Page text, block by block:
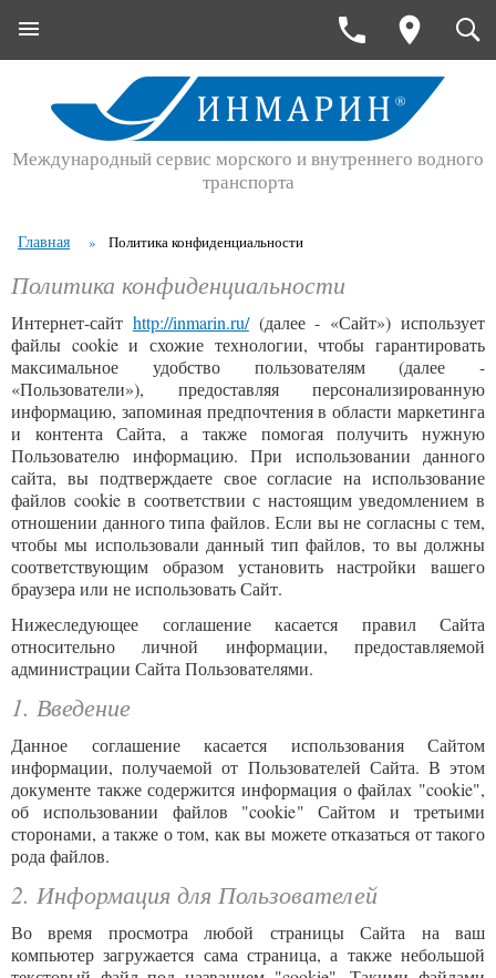
Международный сервис морского и внутреннего водного
транспорта
Главная » Политика конфиденциальности
Политика конфиденциальности
Интернет-сайт http://inmarin.ru/(далее - «Сайт») использует
файлы cookie и схожие технологии, чтобы гарантировать
максимальное удобство пользователям (далее -
«Пользователи»), предоставляя персонализированную
информацию, запоминая предпочтения в области маркетинга
и контента Сайта, а также помогая получить нужную
Пользователю информацию. При использовании данного
сайта, вы подтверждаете свое согласие на использование
файлов cookie в соответствии с настоящим уведомлением в
отношении данного типа файлов. Если вы не согласны с тем,
чтобы мы использовали данный тип файлов, то вы должны
соответствующим образом установить настройки вашего
браузера или не использовать Сайт.
Нижеследующее соглашение касается правил Сайта
относительно личной информации, предоставляемой
администрации Сайта Пользователями.
1. Введение
Данное соглашение касается использования Сайтом
информации, получаемой от Пользователей Сайта. В этом
документе также содержится информация о файлах "cookie",
об использовании файлов "cookie" Сайтом и третьими
сторонами, а также о том, как вы можете отказаться от такого
рода файлов.
2. Информация для Пользователей
Во время просмотра любой страницы Сайта на ваш
компьютер загружается сама страница, а также небольшой